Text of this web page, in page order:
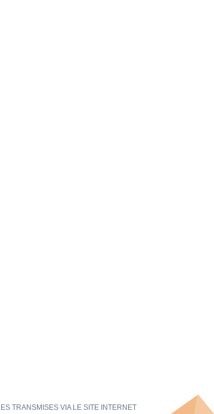
TRANSMISES VIA LE SITE INTERNET